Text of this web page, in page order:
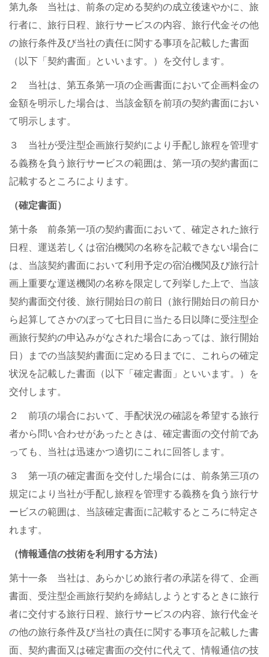
第九条 当社は、前条の定める契約の成立後速やかに、旅
行者に、旅行日程、旅行サービスの内容、旅行代金その他
の旅行条件及び当社の責任に関する事項を記載した書面
（以下「契約書面」といいます。）を交付します。
２ 当社は、第五条第一項の企画書面において企画料金の
金額を明示した場合は、当該金額を前項の契約書面におい
て明示します。
３ 当社が受注型企画旅行契約により手配し旅程を管理す
る義務を負う旅行サービスの範囲は、第一項の契約書面に
記載するところによります。
（確定書面）
第十条 前条第一項の契約書面において、確定された旅行
日程、運送若しくは宿泊機関の名称を記載できない場合に
は、当該契約書面において利用予定の宿泊機関及び旅行計
画上重要な運送機関の名称を限定して列挙した上で、当該
契約書面交付後、旅行開始日の前日（旅行開始日の前日か
ら起算してさかのぼって七日目に当たる日以降に受注型企
画旅行契約の申込みがなされた場合にあっては、旅行開始
日）までの当該契約書面に定める日までに、これらの確定
状況を記載した書面（以下「確定書面」といいます。）を
交付します。
２ 前項の場合において、手配状況の確認を希望する旅行
者から問い合わせがあったときは、確定書面の交付前であ
っても、当社は迅速かつ適切にこれに回答します。
３ 第一項の確定書面を交付した場合には、前条第三項の
規定により当社が手配し旅程を管理する義務を負う旅行サ
ービスの範囲は、当該確定書面に記載するところに特定さ
れます。
（情報通信の技術を利用する方法）
第十一条 当社は、あらかじめ旅行者の承諾を得て、企画
書面、受注型企画旅行契約を締結しようとするときに旅行
者に交付する旅行日程、旅行サービスの内容、旅行代金そ
の他の旅行条件及び当社の責任に関する事項を記載した書
面、契約書面又は確定書面の交付に代えて、情報通信の技